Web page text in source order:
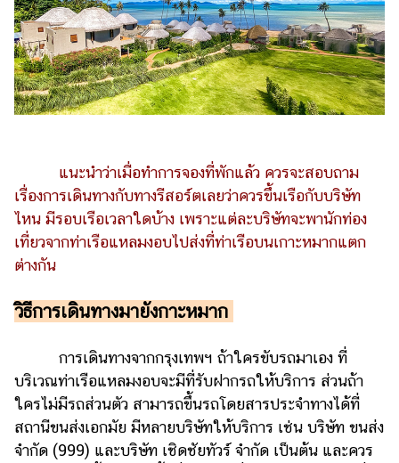
แนะนำว่าเมื่อทำการจองที่พักแล้ว ควรจะสอบถาม
เรื่องการเดินทางกับทางรีสอร์ตเลยว่าควรขึ้นเรือกับบริษัท
ไหน มีรอบเรือเวลาใดบ้าง เพราะแต่ละบริษัทจะพานักท่อง
เที่ยวจากท่าเรือแหลมงอบไปส่งที่ท่าเรือบนเกาะหมากแตก
ต่างกัน
วิธีการเดินทางมายังกาะหมาก
การเดินทางจากกรุงเทพฯ ถ้าใครขับรถมาเอง ที่
บริเวณท่าเรือแหลมงอบจะมีที่รับฝากรถให้บริการ ส่วนถ้า
ใครไม่มีรถส่วนตัว สามารถขึ้นรถโดยสารประจำทางได้ที่
สถานีขนส่งเอกมัย มีหลายบริษัทให้บริการ เช่น บริษัท ขนส่ง
จำกัด (999) และบริษัท เชิดชัยทัวร์ จำกัด เป็นต้น และควร